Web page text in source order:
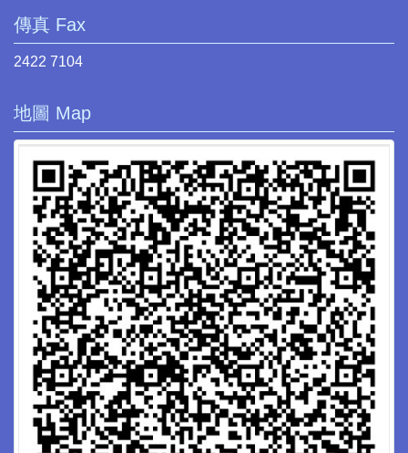
傳真 Fax
2422 7104
地圖 Map